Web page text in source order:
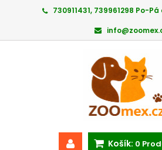
730911431, 739961298 Po-
Košík: 0